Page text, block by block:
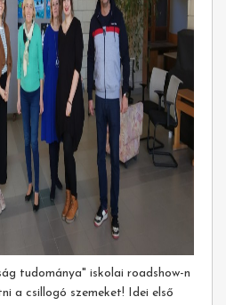
tudománya" iskolai roadshow-n
a csillogó szemeket! Idei első